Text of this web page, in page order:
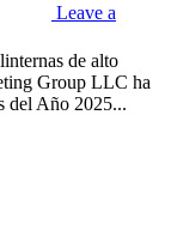
Leave a
de alto
Group LLC ha
del Año 2025...